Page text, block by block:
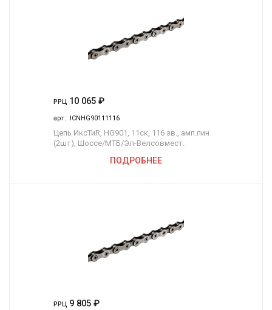
РРЦ 10 065 ₽
арт.: ICNHG90111116
Цепь ИксТиR, HG901, 11ск, 116 зв., амп.пин
(2шт), Шоссе/МТБ/Эл-Велсовмест.
ПОДРОБНЕЕ
РРЦ 9 805 ₽